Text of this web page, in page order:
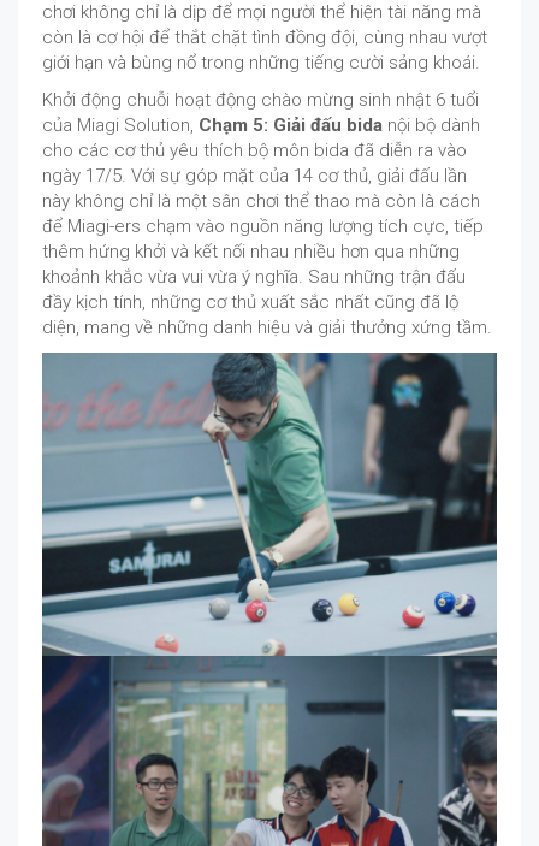
chơi không chỉ là dịp để mọi người thể hiện tài năng mà
còn là cơ hội để thắt chặt tình đồng đội, cùng nhau vượt
giới hạn và bùng nổ trong những tiếng cười sảng khoái.
Khởi động chuỗi hoạt động chào mừng sinh nhật 6 tuổi
của Miagi Solution, Chạm 5: Giải đấu bida nội bộ dành
cho các cơ thủ yêu thích bộ môn bida đã diễn ra vào
ngày 17/5. Với sự góp mặt của 14 cơ thủ, giải đấu lần
này không chỉ là một sân chơi thể thao mà còn là cách
để Miagi-ers chạm vào nguồn năng lượng tích cực, tiếp
thêm hứng khởi và kết nối nhau nhiều hơn qua những
khoảnh khắc vừa vui vừa ý nghĩa. Sau những trận đấu
đầy kịch tính, những cơ thủ xuất sắc nhất cũng đã lộ
diện, mang về những danh hiệu và giải thưởng xứng tầm.